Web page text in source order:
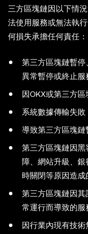
三方區塊鏈因以下情
法使用服務或無法執
何損失承擔任何責任：
第三方區塊鏈暫
異常暫停或終止服
因OKX或第三方
系統數據傳輸失敗
導致第三方區塊鏈
第三方區塊鏈因
障、網站升級、
時關閉等原因造成
第三方區塊鏈因
常運行而導致的服
因行業內現有技